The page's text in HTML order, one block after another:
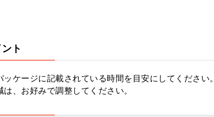
ト
ッケージに記載されている時間を目安にしてください。
、お好みで調整してください。